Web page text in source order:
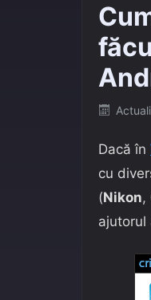
Dacă în
cu
(Nikon,
ajutorul